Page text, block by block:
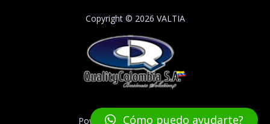
Copyright © 2026 VALTIA
Powered by QualityColombia
Cómo puedo ayudarte?